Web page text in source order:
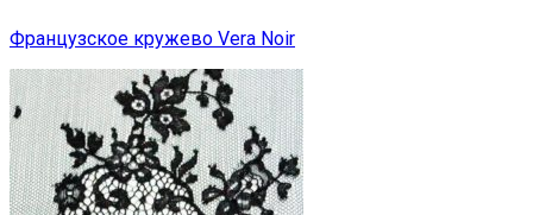
Французское кружево Vera Noir